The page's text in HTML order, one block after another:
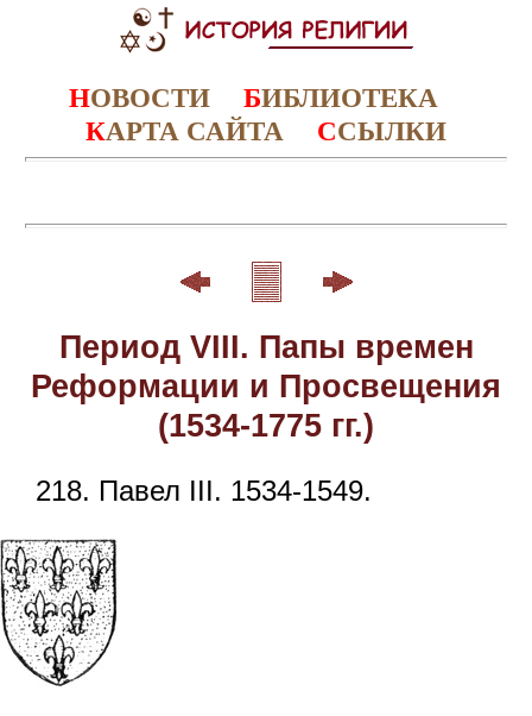
НОВОСТИ БИБЛИОТЕКА
КАРТА САЙТА ССЫЛКИ
Период VIII. Папы времен
Реформации и Просвещения
(1534-1775 гг.)
218. Павел III. 1534-1549.